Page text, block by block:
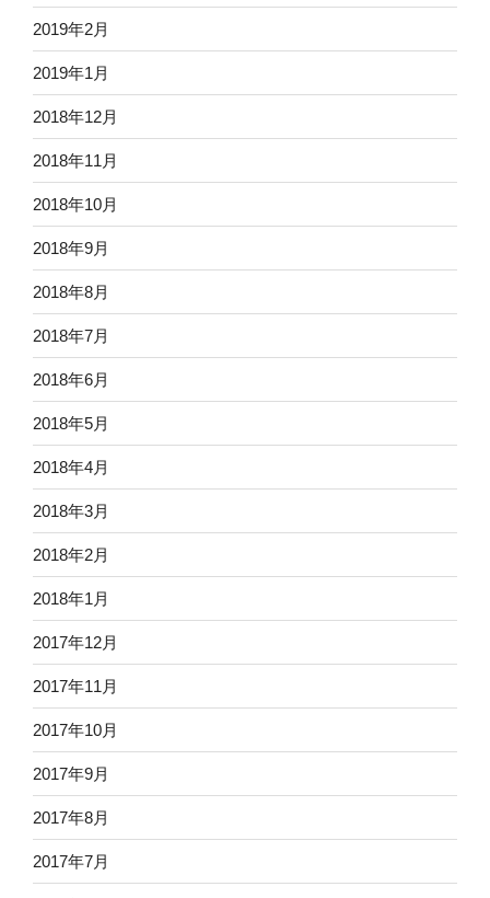
2019年2月
2019年1月
2018年12月
2018年11月
2018年10月
2018年9月
2018年8月
2018年7月
2018年6月
2018年5月
2018年4月
2018年3月
2018年2月
2018年1月
2017年12月
2017年11月
2017年10月
2017年9月
2017年8月
2017年7月